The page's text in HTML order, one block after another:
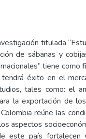
titulada
de sábanas y
tiene como
éxito en el
tales como: el
la exportación de
reúne las
aspectos
este país fortalecen